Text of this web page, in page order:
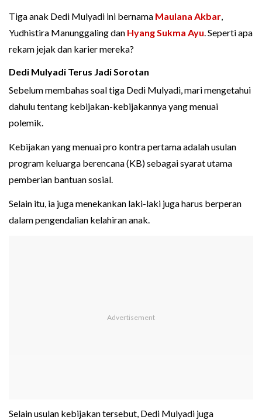
Tiga anak Dedi Mulyadi ini bernama Maulana Akbar,
Yudhistira Manunggaling dan Hyang Sukma Ayu. Seperti apa
rekam jejak dan karier mereka?
Dedi Mulyadi Terus Jadi Sorotan
Sebelum membahas soal tiga Dedi Mulyadi, mari mengetahui
dahulu tentang kebijakan-kebijakannya yang menuai
polemik.
Kebijakan yang menuai pro kontra pertama adalah usulan
program keluarga berencana (KB) sebagai syarat utama
pemberian bantuan sosial.
Selain itu, ia juga menekankan laki-laki juga harus berperan
dalam pengendalian kelahiran anak.
Selain usulan kebijakan tersebut, Dedi Mulyadi juga